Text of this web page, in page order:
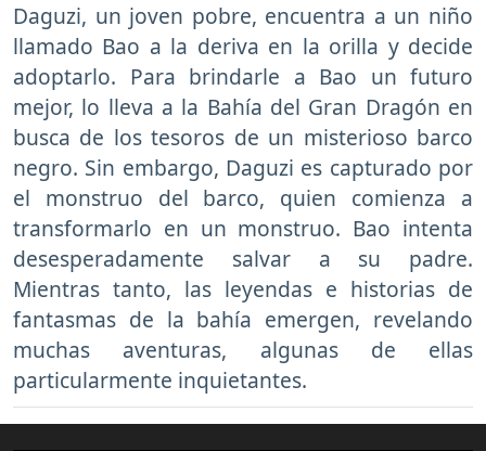
Daguzi, un joven pobre, encuentra a un niño
llamado Bao a la deriva en la orilla y decide
adoptarlo. Para brindarle a Bao un futuro
mejor, lo lleva a la Bahía del Gran Dragón en
busca de los tesoros de un misterioso barco
negro. Sin embargo, Daguzi es capturado por
el monstruo del barco, quien comienza a
transformarlo en un monstruo. Bao intenta
desesperadamente salvar a su padre.
Mientras tanto, las leyendas e historias de
fantasmas de la bahía emergen, revelando
muchas aventuras, algunas de ellas
particularmente inquietantes.